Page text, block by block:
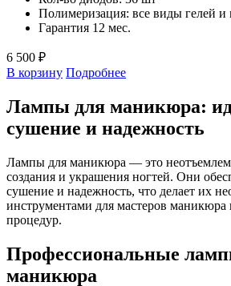
Полимеризация: все виды гелей и
Гарантия 12 мес.
6 500 ₽
В корзину Подробнее
Лампы для маникюра:
сушение и надежность
Лампы для маникюра — это
создания и украшения ногтей. Они
сушение и надежность, что делает их
инструментами для мастеров
процедур.
Профессиональные
маникюра